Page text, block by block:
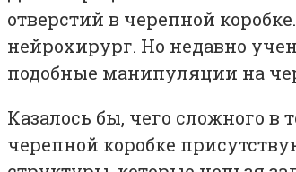
отверстий в черепной
нейрохирург. Но недавно
подобные манипуляции на
Казалось бы, чего сложного в
черепной коробке